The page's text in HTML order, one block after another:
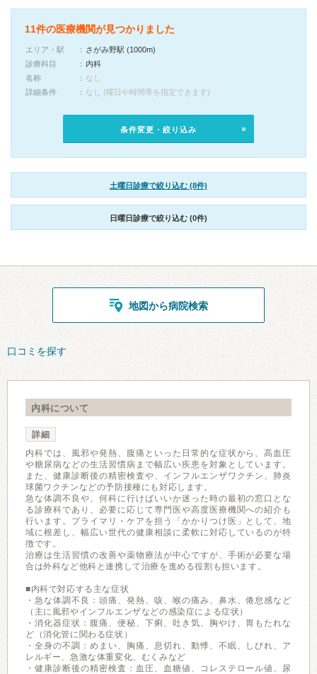
11件の医療機関が見つかりました
エリア・駅
さがみ野駅 (1000m)
診療科目
内科
名称
なし
詳細条件
なし (曜日や時間帯を指定できます)
条件変更・絞り込み
土曜日診療で絞り込む (8件)
日曜日診療で絞り込む (0件)
地図から病院検索
口コミを探す
内科について
詳細
内科では、風邪や発熱、腹痛といった日常的な症状から、高血圧
や糖尿病などの生活習慣病まで幅広い疾患を対象としています。
また、健康診断後の精密検査や、インフルエンザワクチン、肺炎
球菌ワクチンなどの予防接種にも対応します。
急な体調不良や、何科に行けばいいか迷った時の最初の窓口とな
る診療科であり、必要に応じて専門医や高度医療機関への紹介も
行います。プライマリ・ケアを担う「かかりつけ医」として、地
域に根差し、幅広い世代の健康相談に柔軟に対応しているのが特
徴です。
治療は生活習慣の改善や薬物療法が中心ですが、手術が必要な場
合は外科など他科と連携して治療を進める役割も担います。
■内科で対応する主な症状
・急な体調不良：頭痛、発熱、咳、喉の痛み、鼻水、倦怠感など
（主に風邪やインフルエンザなどの感染症による症状）
・消化器症状：腹痛、便秘、下痢、吐き気、胸やけ、胃もたれな
ど（消化管に関わる症状）
・全身の不調：めまい、胸痛、息切れ、動悸、不眠、しびれ、ア
レルギー、急激な体重変化、むくみなど
・健康診断後の精密検査：血圧、血糖値、コレステロール値、尿